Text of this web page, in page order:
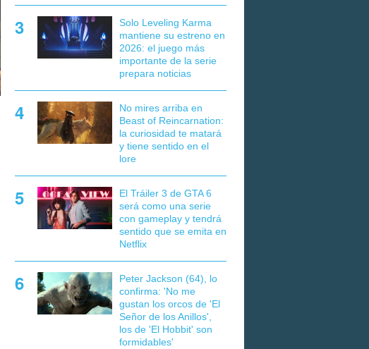
Solo Leveling Karma
mantiene su estreno en
2026: el juego más
importante de la serie
prepara noticias
No mires arriba en
Beast of Reincarnation:
la curiosidad te matará
y tiene sentido en el
lore
El Tráiler 3 de GTA 6
será como una serie
con gameplay y tendrá
sentido que se emita en
Netflix
Peter Jackson (64), lo
confirma: 'No me
gustan los orcos de 'El
Señor de los Anillos',
los de 'El Hobbit' son
formidables'